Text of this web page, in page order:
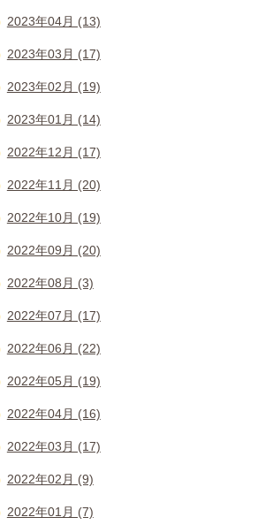
2023年04月 (13)
2023年03月 (17)
2023年02月 (19)
2023年01月 (14)
2022年12月 (17)
2022年11月 (20)
2022年10月 (19)
2022年09月 (20)
2022年08月 (3)
2022年07月 (17)
2022年06月 (22)
2022年05月 (19)
2022年04月 (16)
2022年03月 (17)
2022年02月 (9)
2022年01月 (7)